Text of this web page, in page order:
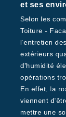
et ses
Selon les
Toiture -
l'entretien
extérieurs
d'humidité
opérations
En effet, la
viennent
mettre une